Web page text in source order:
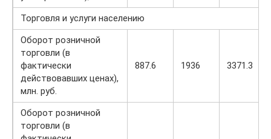
Торговля и услуги населению
Оборот розничной
торговли (в
фактически
действовавших ценах),
млн. руб.
887.6 1936 3371.3
Оборот розничной
торговли (в